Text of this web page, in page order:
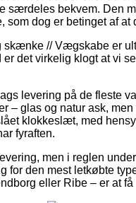
særdeles bekvem. Den
som dog er betinget af
// Vægskabe er
det virkelig klogt at vi
levering på de fleste
– glas og natur ask,
klokkeslæt, med
fyraften.
men i reglen
for den mest letkøbte
eller Ribe – er at